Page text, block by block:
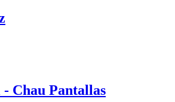
Chau Pantallas